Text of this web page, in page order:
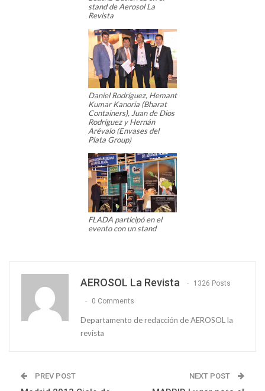
stand de Aerosol La
Revista
Daniel Rodríguez, Hemant
Kumar Kanoria (Bharat
Containers), Juan de Dios
Rodríguez y Hernán
Arévalo (Envases del
Plata Group)
FLADA participó en el
evento con un stand
AEROSOL La Revista 1326 Posts
0 Comments
Departamento de redacción de AEROSOL la
revista
PREV POST NEXT POST